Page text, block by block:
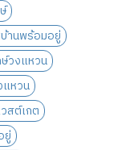
านพร้อมอยู่
วงแหวน
หวน
สต์เกต
ยู่